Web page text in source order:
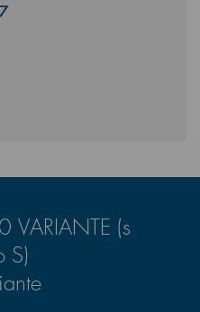
VARIANTE (s
S)